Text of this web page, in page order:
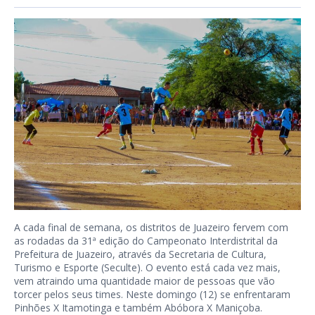
A cada final de semana, os distritos de Juazeiro fervem com
as rodadas da 31ª edição do Campeonato Interdistrital da
Prefeitura de Juazeiro, através da Secretaria de Cultura,
Turismo e Esporte (Seculte). O evento está cada vez mais,
vem atraindo uma quantidade maior de pessoas que vão
torcer pelos seus times. Neste domingo (12) se enfrentaram
Pinhões X Itamotinga e também Abóbora X Maniçoba.